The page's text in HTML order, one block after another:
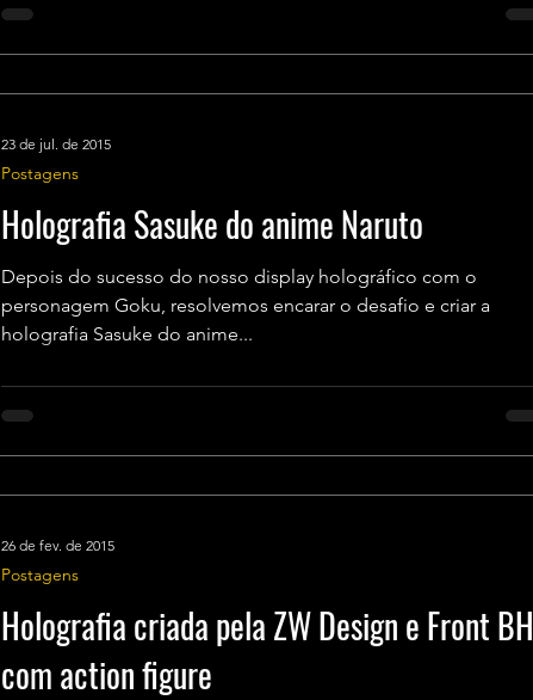
Holografia Sasuke do anime Naruto
Depois do sucesso do nosso display holográfico com o
personagem Goku, resolvemos encarar o desafio e criar a
holografia Sasuke do anime...
Postagens
23 de jul. de 2015
Holografia criada pela ZW Design e Front BH
com action figure
Postagens
26 de fev. de 2015